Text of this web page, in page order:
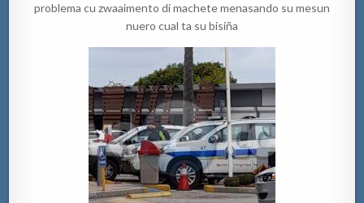
problema cu zwaaimento di machete menasando su mesun
nuero cual ta su bisiña